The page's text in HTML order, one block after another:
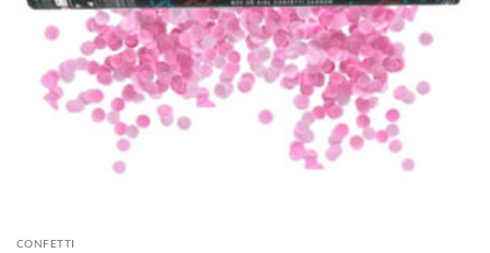
CONFETTI